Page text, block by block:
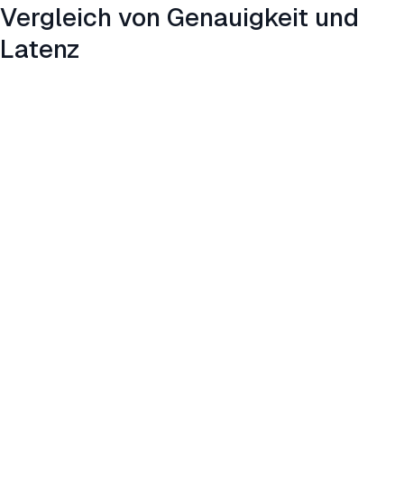
Vergleich von Genauigkeit und
Latenz